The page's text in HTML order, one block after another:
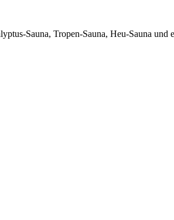
Sauna, Tropen-Sauna, Heu-Sauna